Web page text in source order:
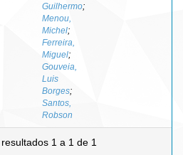
Guilhermo;
Menou,
Michel;
Ferreira,
Miguel;
Gouveia,
Luis
Borges;
Santos,
Robson
1 a 1 de 1